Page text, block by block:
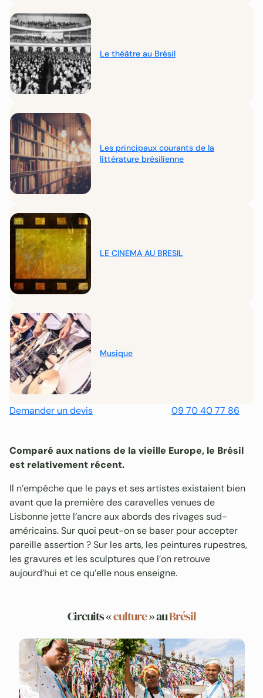
Comparé aux nations de la vieille Europe, le Brésil
est relativement récent.
Il n’empêche que le pays et ses artistes existaient bien
avant que la première des caravelles venues de
Lisbonne jette l’ancre aux abords des rivages sud-
américains. Sur quoi peut-on se baser pour accepter
pareille assertion ? Sur les arts, les peintures rupestres,
les gravures et les sculptures que l’on retrouve
aujourd’hui et ce qu’elle nous enseigne.
Circuits «culture» auBrésil
Le théâtre au Brésil
Les principaux courants de la
littérature brésilienne
LE CINEMA AU BRESIL
Musique
Demander un devis 09 70 40 77 86